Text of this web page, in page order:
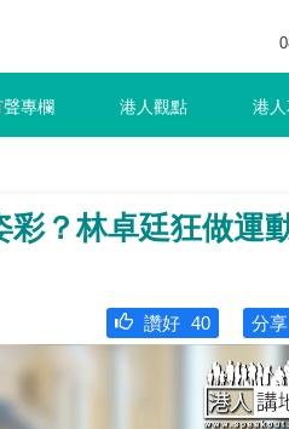
聲專欄 港人觀點 港
彩？林卓廷狂做運
分享
讚好 40